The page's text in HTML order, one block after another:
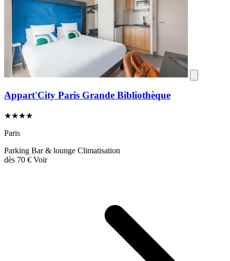
Appart'City Paris Grande Bibliothèque
★★★★
Paris
Parking Bar & lounge Climatisation
dès 70 € Voir